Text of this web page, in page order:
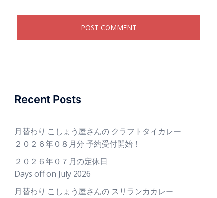
Recent Posts
月替わり こしょう屋さんの クラフトタイカレー
２０２６年０８月分 予約受付開始！
２０２６年０７月の定休日
Days off on July 2026
月替わり こしょう屋さんの スリランカカレー